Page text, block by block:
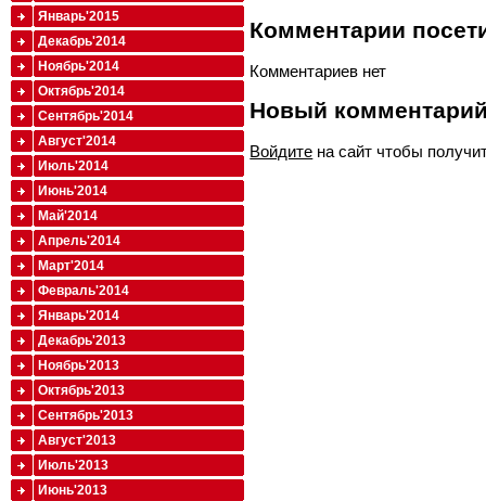
Комментарии
Комментариев нет
Новый
Войдите на сайт чтобы
Январь'2015
Декабрь'2014
Ноябрь'2014
Октябрь'2014
Сентябрь'2014
Август'2014
Июль'2014
Июнь'2014
Май'2014
Апрель'2014
Март'2014
Февраль'2014
Январь'2014
Декабрь'2013
Ноябрь'2013
Октябрь'2013
Сентябрь'2013
Август'2013
Июль'2013
Июнь'2013